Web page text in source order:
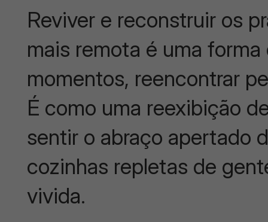
Reviver e reconstruir os
mais remota é uma
momentos, reencontrar
É como uma reexibição
sentir o abraço apertado
cozinhas repletas de
vivida.